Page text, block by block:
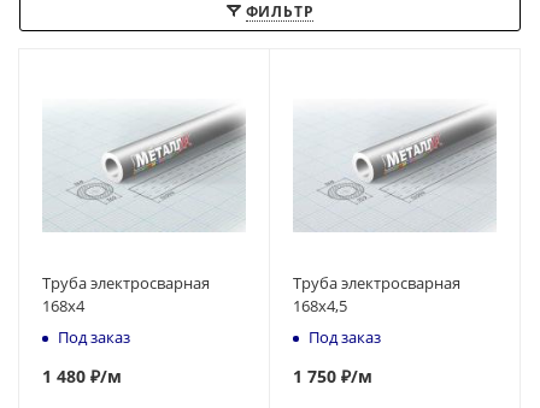
ФИЛЬТР
Труба электросварная
168x4
Под заказ
1 480 ₽/м
Труба электросварная
168x4,5
Под заказ
1 750 ₽/м